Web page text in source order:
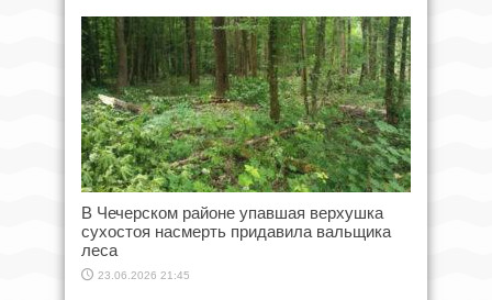
В Чечерском районе упавшая верхушка
сухостоя насмерть придавила вальщика
леса
23.06.2026 21:45